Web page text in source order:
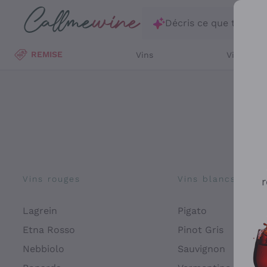
Passer au contenu principal
Décris ce que tu
REMISE Vins Vins
Vins rouges
Lagrein
Etna Rosso
Nebbiolo
Vins blancs
Pigato
Pinot Gris
Sauvignon